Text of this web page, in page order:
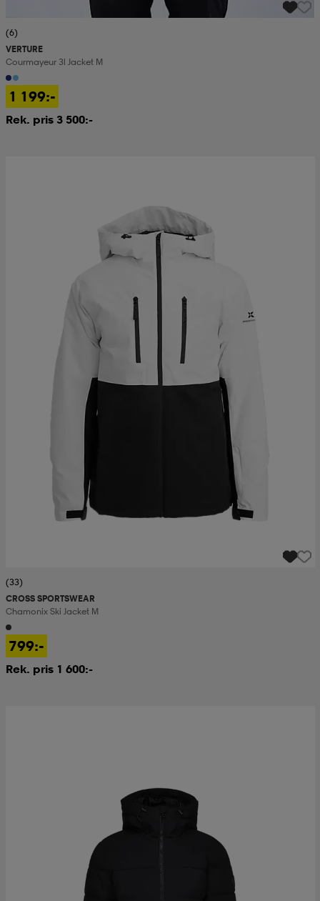
(6)
VERTURE
Courmayeur 3l Jacket M
1 199:-
Rek. pris 3 500:-
(33)
CROSS SPORTSWEAR
Chamonix Ski Jacket M
799:-
Rek. pris 1 600:-